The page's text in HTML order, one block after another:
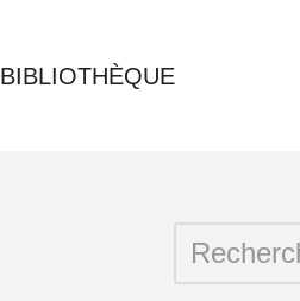
BIBLIOTHÈQUE